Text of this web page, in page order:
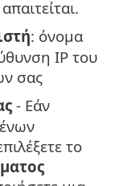
: όνομα
IP του
σας
- Εάν
το